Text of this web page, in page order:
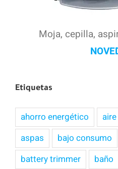
Moja, cepilla,
Etiquetas
ahorro energético
aspas
bajo consumo
battery trimmer
baño